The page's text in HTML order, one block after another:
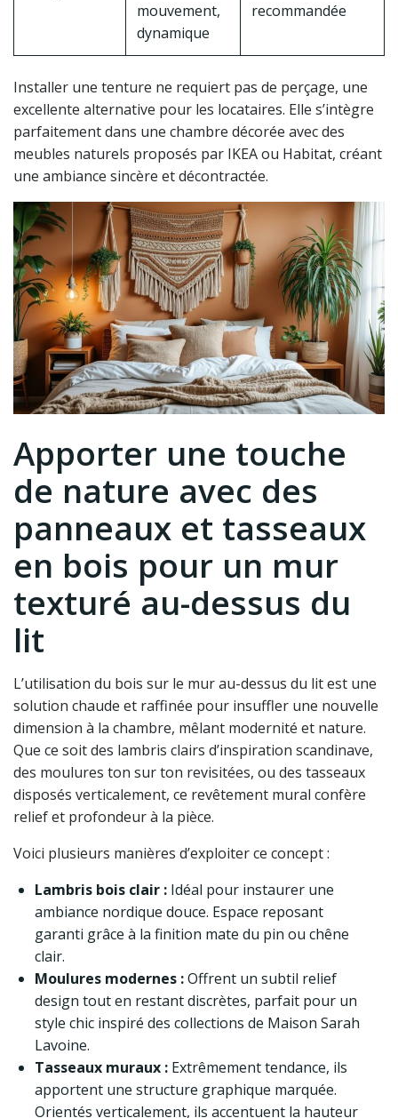
mouvement,
dynamique
recommandée
Installer une tenture ne requiert pas de perçage, une
excellente alternative pour les locataires. Elle s’intègre
parfaitement dans une chambre décorée avec des
meubles naturels proposés par IKEA ou Habitat, créant
une ambiance sincère et décontractée.
Apporter une touche
de nature avec des
panneaux et tasseaux
en bois pour un mur
texturé au-dessus du
lit
L’utilisation du bois sur le mur au-dessus du lit est une
solution chaude et raffinée pour insuffler une nouvelle
dimension à la chambre, mêlant modernité et nature.
Que ce soit des lambris clairs d’inspiration scandinave,
des moulures ton sur ton revisitées, ou des tasseaux
disposés verticalement, ce revêtement mural confère
relief et profondeur à la pièce.
Voici plusieurs manières d’exploiter ce concept :
Lambris bois clair : Idéal pour instaurer une
ambiance nordique douce. Espace reposant
garanti grâce à la finition mate du pin ou chêne
clair.
Moulures modernes :Offrent un subtil relief
design tout en restant discrètes, parfait pour un
style chic inspiré des collections de Maison Sarah
Lavoine.
Tasseaux muraux : Extrêmement tendance, ils
apportent une structure graphique marquée.
Orientés verticalement, ils accentuent la hauteur